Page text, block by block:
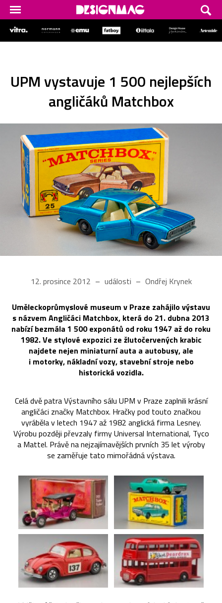
UPM vystavuje 1 500 nejlepších
angličáků Matchbox
12. prosince 2012 události Ondřej Krynek
Uměleckoprůmyslové museum v Praze zahájilo výstavu
s názvem Angličáci Matchbox, která do 21. dubna 2013
nabízí bezmála 1 500 exponátů od roku 1947 až do roku
1982. Ve stylové expozici ze žlutočervených krabic
najdete nejen miniaturní auta a autobusy, ale
i motorky, nákladní vozy, stavební stroje nebo
historická vozidla.
Celá dvě patra Výstavního sálu UPM v Praze zaplnili krásní
angličáci značky Matchbox. Hračky pod touto značkou
vyráběla v letech 1947 až 1982 anglická firma Lesney.
Výrobu později převzaly firmy Universal International, Tyco
a Mattel. Právě na nejzajímavějších prvních 35 let výroby
se zaměřuje tato mimořádná výstava.